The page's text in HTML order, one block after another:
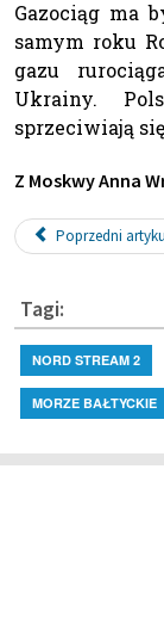
Gazociąg ma
samym roku
gazu
Ukrainy.
sprzeciwiają
Z Moskwy Anna
Poprzedni
Tagi:
NORD STREAM 2
MORZE BAŁTYCKIE